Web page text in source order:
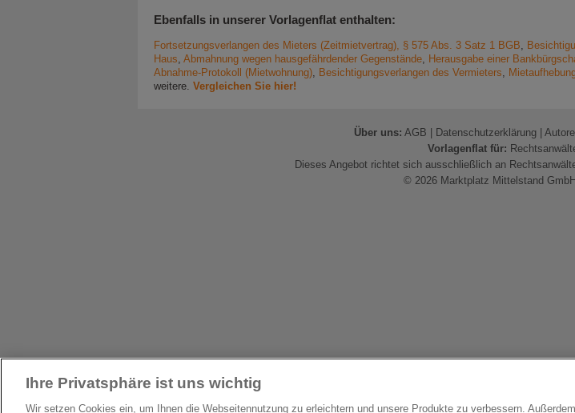
Ebenfalls in unserer Vorlagenflat enthalten:
Fortsetzungsverlangen des Mieters (Zeitmietvertrag), § 575 Abs. 3 Satz 1 BGB,
Haus, Abmahnung wegen hausgefährdender Gegenstände, Herausgabe einer
Abnahme-Protokoll (Mietwohnung), Besichtigungsverlangen des Vermieters,
weitere. Vergleichen Sie hier!
Über uns: AGB Datenschutzerklärung|
Vorlagenflat für:
Dieses Angebot richtet sich ausschließlich an
© 2026 Marktplatz Mittelstand
Ihre Privatsphäre ist uns wichtig
Wir setzen Cookies ein, um Ihnen die Webseitennutzung zu erleichtern und unsere Produkte zu verbessern. Außerdem